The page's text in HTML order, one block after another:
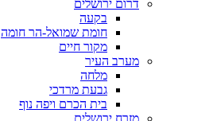
דרום ירושלים
בקעה
חומת שמואל-הר חומה
מקור חיים
מערב העיר
מלחה
גבעת מרדכי
בית הכרם ויפה נוף
מזרח ירושלים